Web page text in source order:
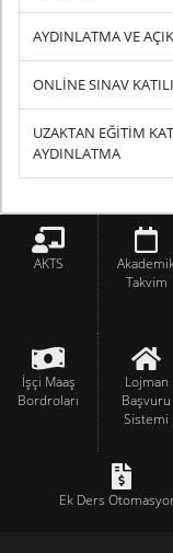
AYDINLATMA VE
ONLİNE SINAV
UZAKTAN EĞİTİM
AYDINLATMA
AKTS
Takvim
İşçi Maaş
Bordroları
Lojman
Başvuru
Sistemi
Ek Ders